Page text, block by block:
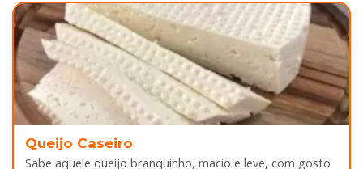
Queijo Caseiro
Sabe aquele queijo branquinho, macio e leve, com gosto